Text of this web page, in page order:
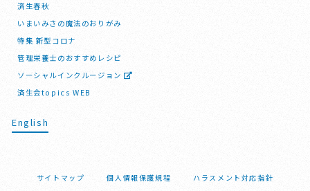
済生春秋
いまいみさの魔法のおりがみ
特集 新型コロナ
管理栄養士のおすすめレシピ
ソーシャルインクルージョン
済生会topics WEB
English
サイトマップ 個人情報保護規程 ハラスメント対応指針